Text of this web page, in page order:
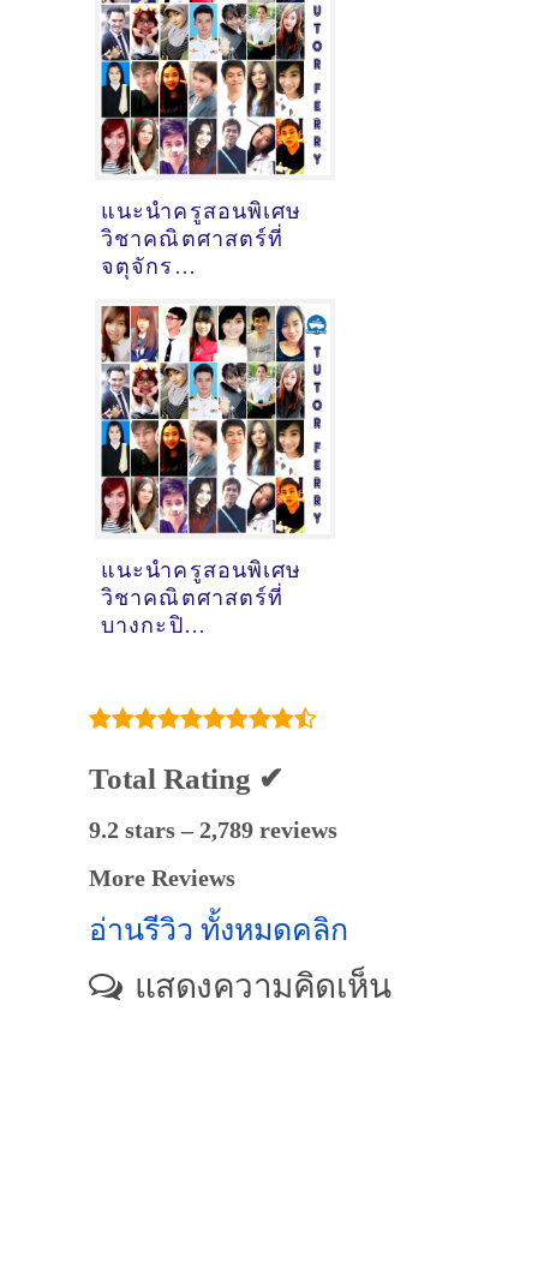
แนะนำครูสอนพิเศษ
วิชาคณิตศาสตร์ที่
จตุจักร
[05-08-2021]
แนะนำครูสอนพิเศษ
วิชาคณิตศาสตร์ที่
บางกะปิ
Total Rating ✔
9.2 stars – 2,789 reviews
More Reviews
อ่านรีวิว ทั้งหมดคลิก
แสดงความคิดเห็น